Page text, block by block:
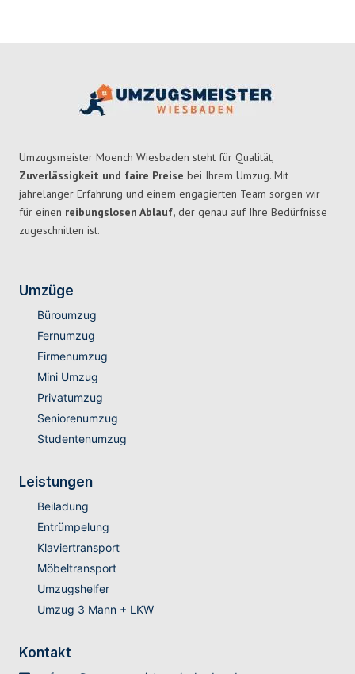
Umzugsmeister Moench Wiesbaden steht für Qualität,
Zuverlässigkeit und faire Preise bei Ihrem Umzug. Mit
jahrelanger Erfahrung und einem engagierten Team sorgen wir
für einen reibungslosen Ablauf, der genau auf Ihre Bedürfnisse
zugeschnitten ist.
Umzüge
Büroumzug
Fernumzug
Firmenumzug
Mini Umzug
Privatumzug
Seniorenumzug
Studentenumzug
Leistungen
Beiladung
Entrümpelung
Klaviertransport
Möbeltransport
Umzugshelfer
Umzug 3 Mann + LKW
Kontakt